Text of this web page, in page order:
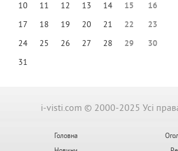
10
11 12 13 14 15
16
17
18 19 20 21 22
23
24
25 26 27 28 29
30
31
i-visti.com © 2000-2025 Усі
Головна